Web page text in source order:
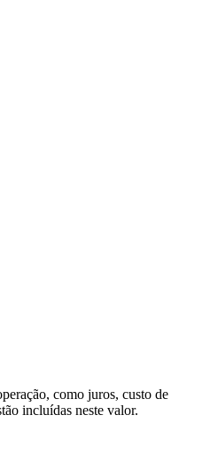
como juros, custo de
incluídas neste valor.